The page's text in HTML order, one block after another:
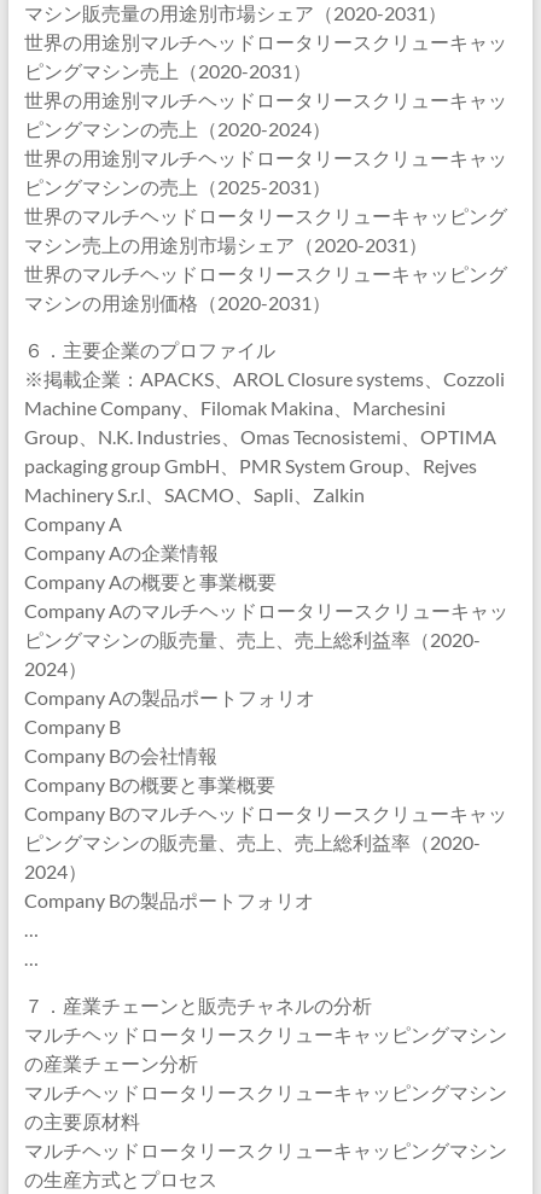
マシン販売量の用途別市場シェア（2020-2031）
世界の用途別マルチヘッドロータリースクリューキャッ
ピングマシン売上（2020-2031）
世界の用途別マルチヘッドロータリースクリューキャッ
ピングマシンの売上（2020-2024）
世界の用途別マルチヘッドロータリースクリューキャッ
ピングマシンの売上（2025-2031）
世界のマルチヘッドロータリースクリューキャッピング
マシン売上の用途別市場シェア（2020-2031）
世界のマルチヘッドロータリースクリューキャッピング
マシンの用途別価格（2020-2031）
６．主要企業のプロファイル
※掲載企業：APACKS、AROL Closure systems、Cozzoli
Machine Company、Filomak Makina、Marchesini
Group、N.K. Industries、Omas Tecnosistemi、OPTIMA
packaging group GmbH、PMR System Group、Rejves
Machinery S.r.l、SACMO、Sapli、Zalkin
Company A
Company Aの企業情報
Company Aの概要と事業概要
Company Aのマルチヘッドロータリースクリューキャッ
ピングマシンの販売量、売上、売上総利益率（2020-
2024）
Company Aの製品ポートフォリオ
Company B
Company Bの会社情報
Company Bの概要と事業概要
Company Bのマルチヘッドロータリースクリューキャッ
ピングマシンの販売量、売上、売上総利益率（2020-
2024）
Company Bの製品ポートフォリオ
…
…
７．産業チェーンと販売チャネルの分析
マルチヘッドロータリースクリューキャッピングマシン
の産業チェーン分析
マルチヘッドロータリースクリューキャッピングマシン
の主要原材料
マルチヘッドロータリースクリューキャッピングマシン
の生産方式とプロセス